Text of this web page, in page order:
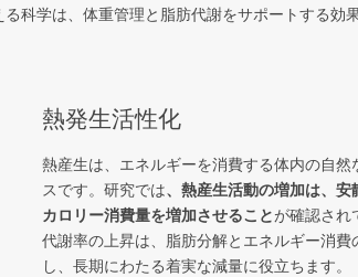
科学は、体重管理と脂肪代謝をサポートする効
熱発生活性化
熱産生は、エネルギーを消費する体内の自然
スです。研究では、熱産生活動の増加は、安
カロリー消費量を増加させることが確認され
代謝率の上昇は、脂肪分解とエネルギー消費
し、長期にわたる着実な減量に役立ちます。